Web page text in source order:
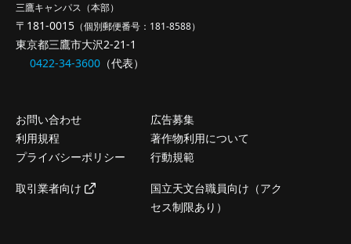
三鷹キャンパス（本部）
〒181-0015 （個別郵便番号：181-8588）
東京都三鷹市大沢2-21-1
0422-34-3600 （代表）
お問い合わせ
広告募集
利用規程
著作物利用について
プライバシーポリシー
行動規範
取引業者向け
国立天文台職員向け（アク
セス制限あり）